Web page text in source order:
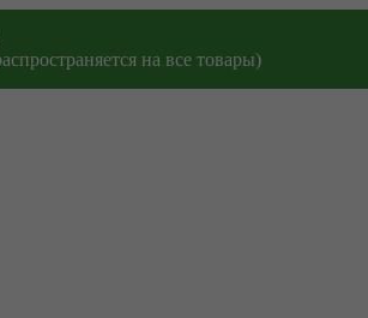
на все товары)